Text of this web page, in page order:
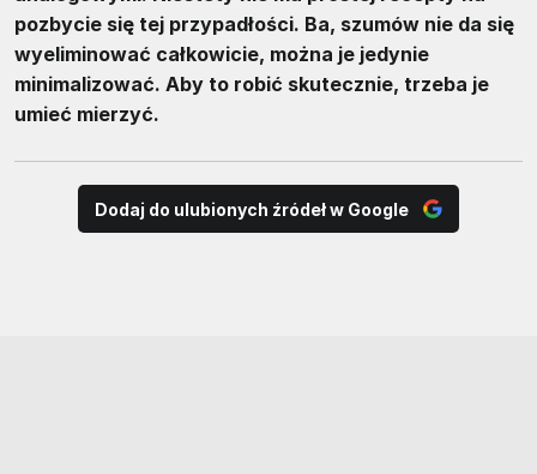
pozbycie się tej przypadłości. Ba, szumów nie da się
wyeliminować całkowicie, można je jedynie
minimalizować. Aby to robić skutecznie, trzeba je
umieć mierzyć.
Dodaj do ulubionych źródeł w Google